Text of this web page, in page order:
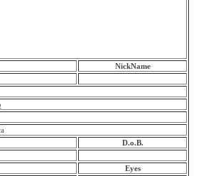
NickName
D.o.B.
Eyes